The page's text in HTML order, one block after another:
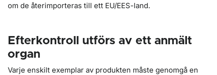
om de återimporteras till ett EU/EES-land.
Efterkontroll utförs av ett anmält
organ
Varje enskilt exemplar av produkten måste genomgå en